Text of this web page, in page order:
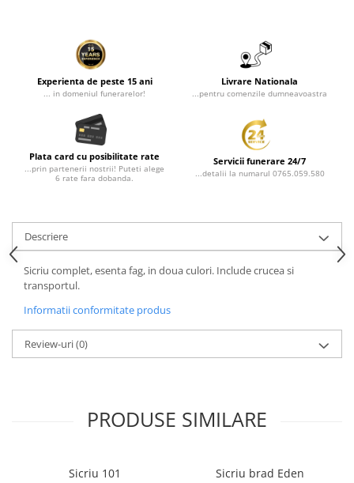
Experienta de peste 15 ani
... in domeniul funerarelor!
Livrare Nationala
...pentru comenzile dumneavoastra
Plata card cu posibilitate rate
...prin partenerii nostrii! Puteti alege
6 rate fara dobanda.
Servicii funerare 24/7
...detalii la numarul 0765.059.580
Descriere
Sicriu complet, esenta fag, in doua culori. Include crucea si
transportul.
Informatii conformitate produs
Review-uri(0)
PRODUSE SIMILARE
Sicriu 101 Sicriu brad Eden